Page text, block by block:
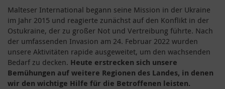
Malteser International begann seine Mission in der Ukraine
im Jahr 2015 und reagierte zunächst auf den Konflikt in der
Ostukraine, der zu großer Not und Vertreibung führte. Nach
der umfassenden Invasion am 24. Februar 2022 wurden
unsere Aktivitäten rapide ausgeweitet, um den wachsenden
Bedarf zu decken. Heute erstrecken sich unsere
Bemühungen auf weitere Regionen des Landes, in denen
wir den wichtige Hilfe für die Betroffenen leisten.